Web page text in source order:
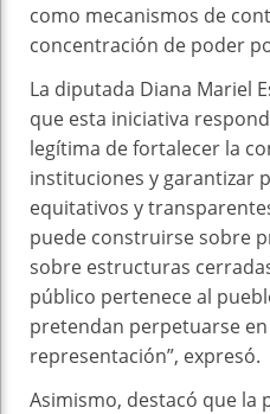
como mecanismos de
concentración de poder
La diputada Diana Mariel
que esta iniciativa
legítima de fortalecer la
instituciones y garantizar
equitativos y
puede construirse sobre
sobre estructuras
público pertenece al
pretendan perpetuarse
representación”, expresó.
Asimismo, destacó que la